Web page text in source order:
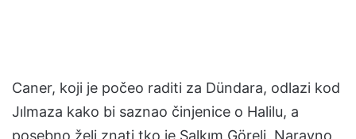
Caner, koji je počeo raditi za Dündara, odlazi kod
Jılmaza kako bi saznao činjenice o Halilu, a
posebno želi znati tko je Salkım Göreli. Naravno,